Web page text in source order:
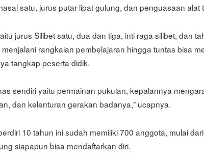
satu, jurus putar lipat gulung, dan penguasaan alat
jurus Silibet satu, dua dan tiga, inti raga silibet, dan
rangkaian pembelajaran hingga tuntas bisa
tangkap peserta didik.
sendiri yaitu permainan pukulan, kepalannya
dan kelenturan gerakan badanya," ucapnya.
10 tahun ini sudah memiliki 700 anggota, mulai
siapapun bisa mendaftarkan diri.